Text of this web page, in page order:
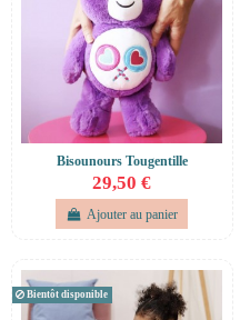
Bisounours Tougentille
29,50 €
Ajouter au panier
Bientôt disponible